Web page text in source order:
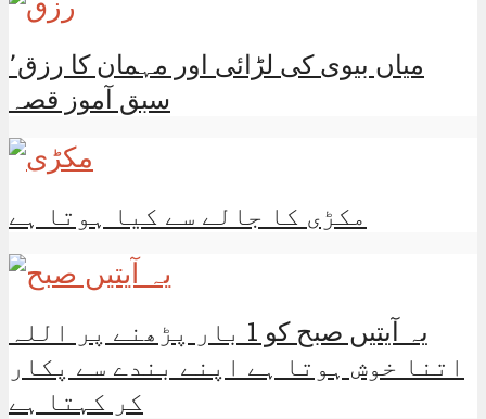
میاں بیوی کی لڑائی اور مہمان کا رزق٬
سبق آموز قصہ
مکڑی کا جالے سے کیا ہوتا ہے
یہ آیتیں صبح کو 1 بار پڑھنے پر اللہ
اتنا خوش ہوتا ہے اپنے بندے سے پکار
کر کہتا ہے